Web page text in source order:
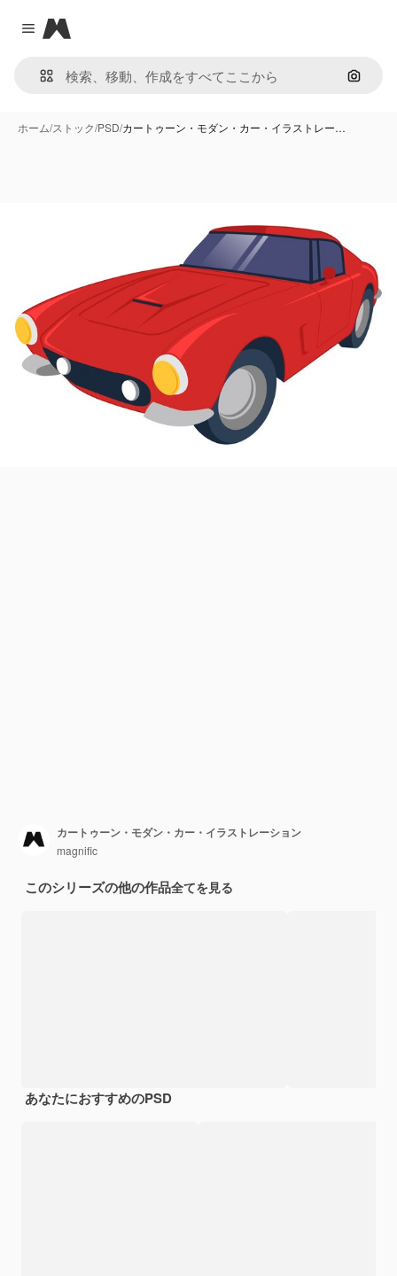
Close menu
Magnific
画像で
ホーム/ストック/PSD/カートゥーン・モダン・カー・イラストレー…
カートゥーン・モダン・カー・イラストレーション
magnific
このシリーズの他の作品全てを見る
あなたにおすすめのPSD